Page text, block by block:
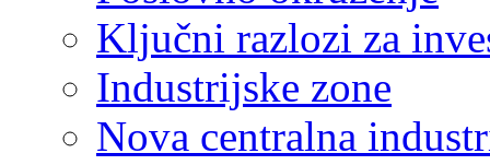
Ključni razlozi za
Industrijske zone
Nova centralna